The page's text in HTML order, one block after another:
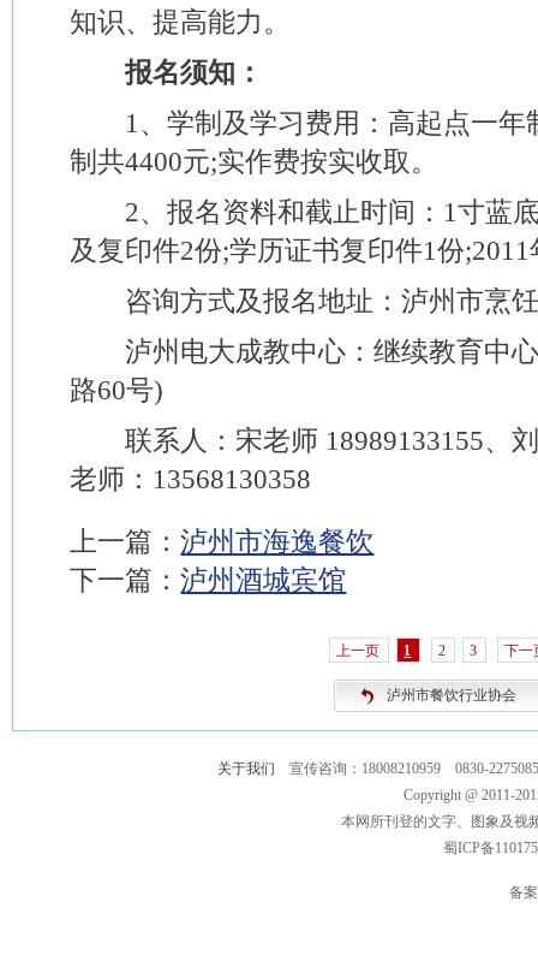
知识、提高能力。
报名须知：
1、学制及学习费用：高起点一年
制共4400元;实作费按实收取。
2、报名资料和截止时间：1寸蓝底
及复印件2份;学历证书复印件1份
咨询方式及报名地址：泸州市烹饪
泸州电大成教中心：继续教育中心
路60号)
联系人：宋老师 18989133155、刘
老师：13568130358
上一篇：泸州市海逸餐饮
下一篇：泸州酒城宾馆
上一页 1 2 3 下一
泸州市餐饮行业协会
关于我们
宣传咨询：18008210959 0830-
Copyright @ 2011-
本网所刊登的文字、图象及视
蜀ICP备
备